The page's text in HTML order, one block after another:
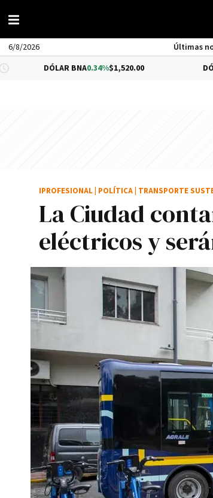
6/8/2026 Últimas
BNA
0.34%$1,520.00 -
La Ciudad
eléctricos y
IPROFESIONAL POLÍTICA TRANSPORTE